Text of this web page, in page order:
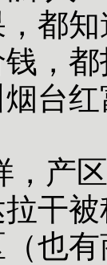
都
，
台
区
干
也